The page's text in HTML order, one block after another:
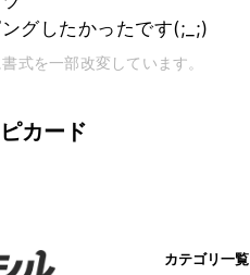
グしたかったです(;_;)
式を一部改変しています。
カード
カテゴリ一覧